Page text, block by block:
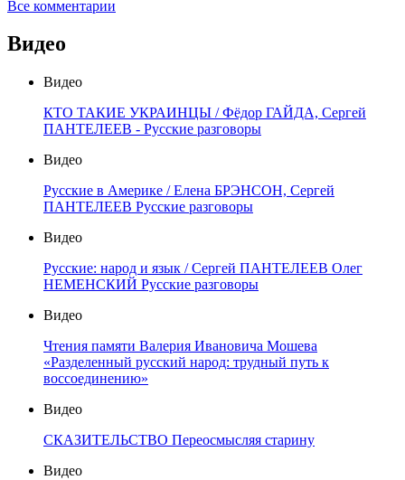
Все комментарии
Видео
Видео
КТО ТАКИЕ УКРАИНЦЫ / Фёдор ГАЙДА, Сергей
ПАНТЕЛЕЕВ - Русские разговоры
Видео
Русские в Америке / Елена БРЭНСОН, Сергей
ПАНТЕЛЕЕВ Русские разговоры
Видео
Русские: народ и язык / Сергей ПАНТЕЛЕЕВ Олег
НЕМЕНСКИЙ Русские разговоры
Видео
Чтения памяти Валерия Ивановича Мошева
«Разделенный русский народ: трудный путь к
воссоединению»
Видео
СКАЗИТЕЛЬСТВО Переосмысляя старину
Видео